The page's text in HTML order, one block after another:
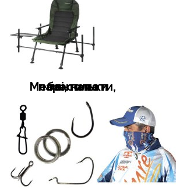
Меблі, намети, тенти та парасольки